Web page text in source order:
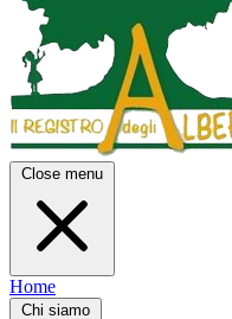
Close menu
Home
Chi siamo